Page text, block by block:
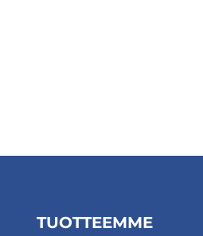
TUOTTEEMME